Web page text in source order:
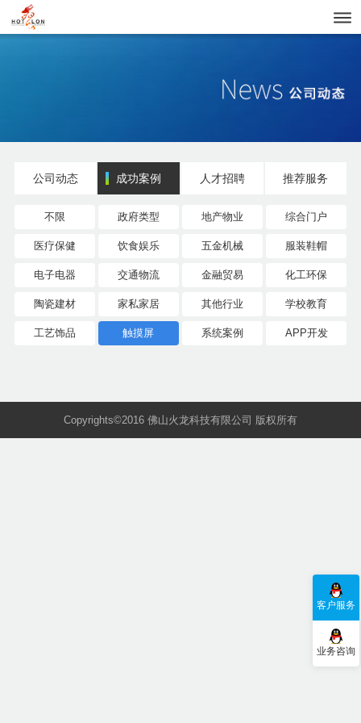
公司动态 成功案例 人才招聘 推荐服务
不限 政府类型 地产物业 综合门户
医疗保健 饮食娱乐 五金机械 服装鞋帽
电子电器 交通物流 金融贸易 化工环保
陶瓷建材 家私家居 其他行业 学校教育
工艺饰品 触摸屏 系统案例 APP开发
Copyrights©2016 佛山火龙科技有限公司 版权所有
客户服务
业务咨询